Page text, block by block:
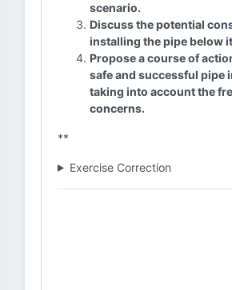
scenario.
Discuss the potential
installing the pipe below
Propose a course of
safe and successful pipe
taking into account the
concerns.
**
Exercise Correction